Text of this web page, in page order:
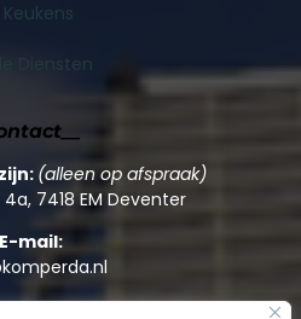
Keukens
Diensten
(alleen op afspraak)
7418 EM Deventer
E-mail: